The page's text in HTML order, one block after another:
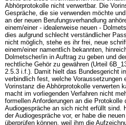
Abhörprotokolle nicht verwertbar. Die
Gespräche, die sie verwenden möchte
an der neuen Berufungsverhandlung
einem/einer - idealerweise neuen -
dies aufgrund schlecht verständlicher
nicht möglich, stehe es ihr frei, neue
einem/einer namentlich bekannten,
Dolmetscher/in in Auftrag zu geben und
rechtliche Gehör zu gewähren (Urteil
2.5.3 i.f.). Damit hielt das Bundesgericht
verbindlich fest, welche Voraussetzungen
Vorinstanz die Abhörprotokolle verwerten
macht im vorliegenden Verfahren nicht
formellen Anforderungen an die Protokolle
Audiogespräche an sich nicht erfüllt sind.
der Audiogespräche vor, er habe die
überprüfen können, weil ihm die